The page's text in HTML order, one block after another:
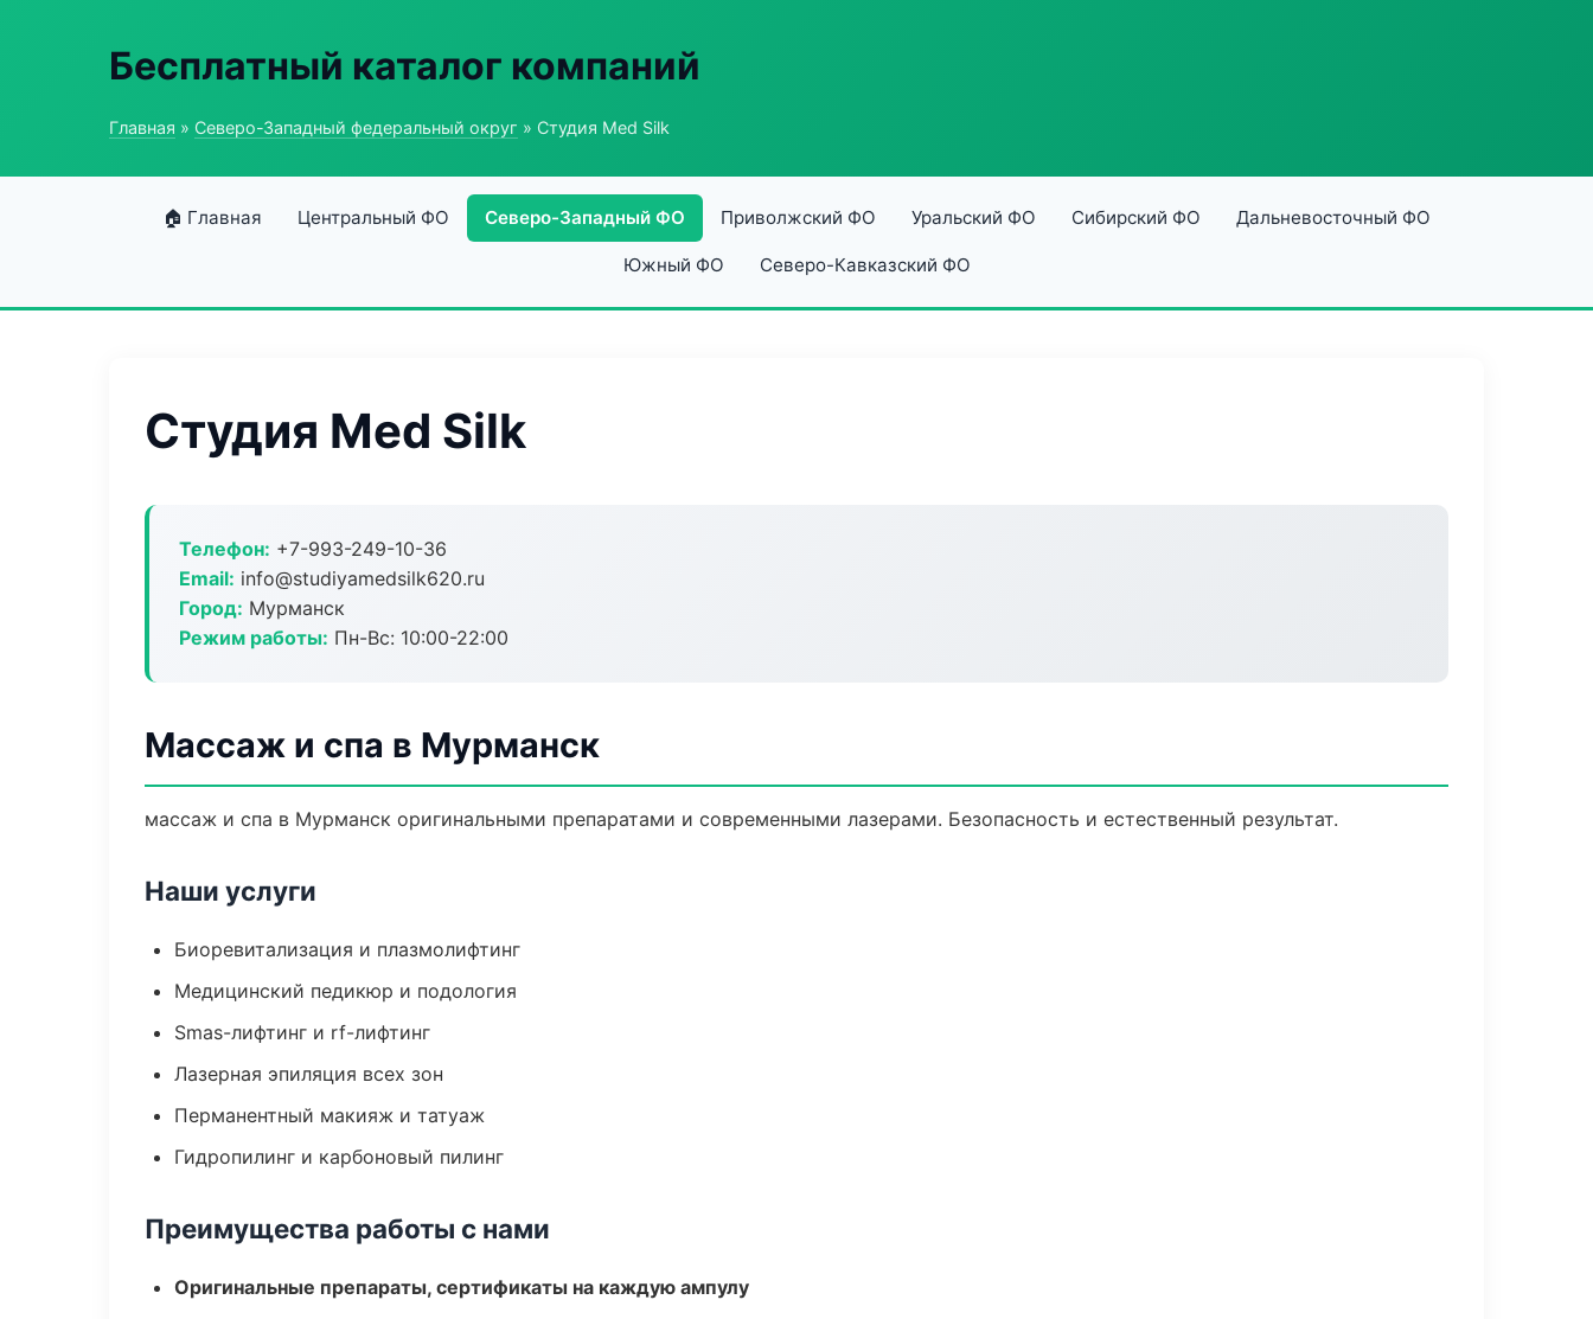
Бесплатный каталог компаний
Главная » Северо-Западный федеральный округ » Студия Med Silk
🏠 Главная Центральный ФО Северо-Западный ФО Приволжский ФО Уральский ФО Сибирский ФО Дальневосточный ФО
Южный ФО Северо-Кавказский ФО
Студия Med Silk
Телефон: +7-993-249-10-36
Email: info@studiyamedsilk620.ru
Город: Мурманск
Режим работы: Пн-Вс: 10:00-22:00
Массаж и спа в Мурманск
массаж и спа в Мурманск оригинальными препаратами и современными лазерами. Безопасность и естественный результат.
Наши услуги
Биоревитализация и плазмолифтинг
Медицинский педикюр и подология
Smas-лифтинг и rf-лифтинг
Лазерная эпиляция всех зон
Перманентный макияж и татуаж
Гидропилинг и карбоновый пилинг
Преимущества работы с нами
Оригинальные препараты, сертификаты на каждую ампулу